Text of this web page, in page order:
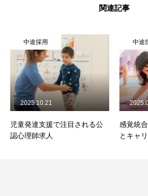
関連記事
中途採用
児童発達支援で注目される公
認心理師求人
2025.10.21
中途
感覚統
とキャ